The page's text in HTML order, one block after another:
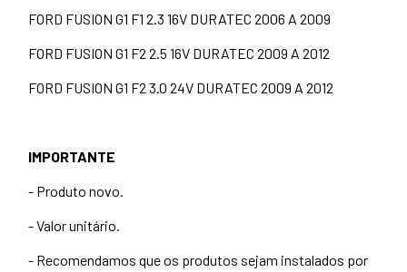
FORD FUSION G1 F1 2.3 16V DURATEC 2006 A 2009
FORD FUSION G1 F2 2.5 16V DURATEC 2009 A 2012
FORD FUSION G1 F2 3.0 24V DURATEC 2009 A 2012
IMPORTANTE
- Produto novo.
- Valor unitário.
- Recomendamos que os produtos sejam instalados por